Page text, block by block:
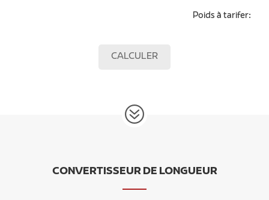
Poids à tarifer:
CALCULER
CONVERTISSEUR DE LONGUEUR